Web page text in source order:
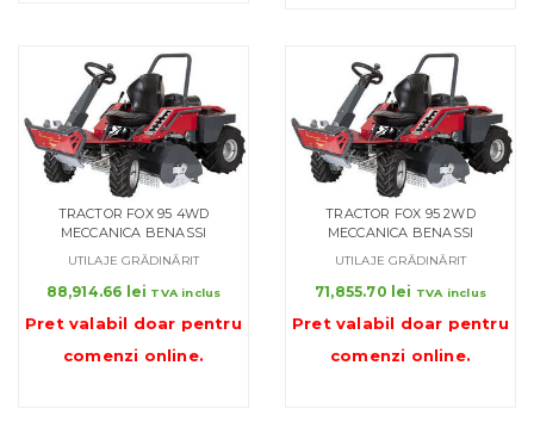
TRACTOR FOX 95 4WD
MECCANICA BENASSI
UTILAJE GRĂDINĂRIT
88,914.66 lei TVA inclus
Pret valabil doar pentru
comenzi online.
TRACTOR FOX 95 2WD
MECCANICA BENASSI
UTILAJE GRĂDINĂRIT
71,855.70 lei TVA inclus
Pret valabil doar pentru
comenzi online.